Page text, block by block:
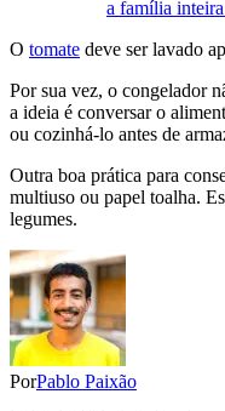
a família
O tomate deve ser lavado
Por sua vez, o congelador
a ideia é conversar o
ou cozinhá-lo antes de
Outra boa prática para
multiuso ou papel toalha.
legumes.
PorPablo Paixão